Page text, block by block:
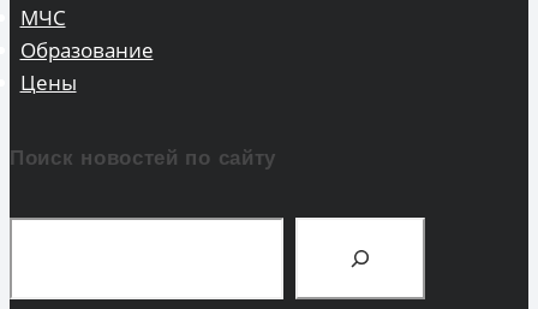
МЧС
Образование
Цены
Поиск новостей по сайту